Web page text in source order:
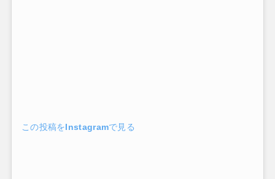
この投稿をInstagramで見る